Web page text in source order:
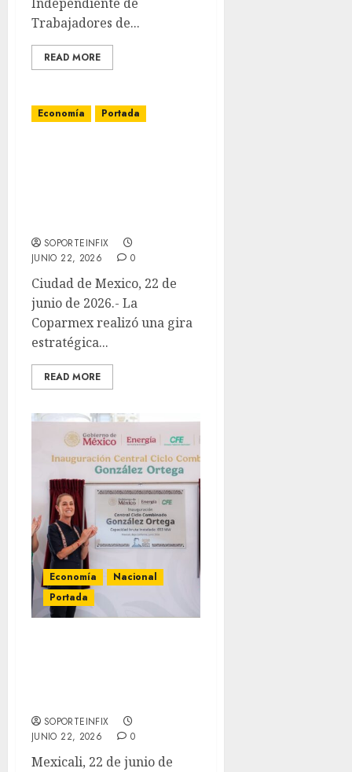
Trabajadores de...
READ MORE
Economía Portada
SOPORTEINFIX
JUNIO 22, 2026
0
Ciudad de Mexico, 22 de
junio de 2026.- La
Coparmex realizó una gira
estratégica...
READ MORE
Economía
Nacional
Portada
SOPORTEINFIX
JUNIO 22, 2026
0
Mexicali, 22 de junio de